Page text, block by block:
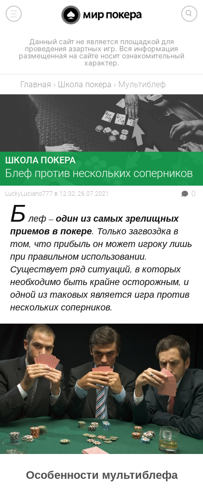
Данный сайт не является площадкой для
проведения азартных игр. Вся информация
размещенная на сайте носит ознакомительный
характер.
Главная › Школа покера › Мультиблеф
ШКОЛА ПОКЕРА
Блеф против нескольких соперников
LuckyLuciano777 в 12:32, 26.07.2021 0
Б леф – один из самых зрелищных
приемов в покере. Только загвоздка в
том, что прибыль он может игроку лишь
при правильном использовании.
Существует ряд ситуаций, в которых
необходимо быть крайне осторожным, и
одной из таковых является игра против
нескольких соперников.
Особенности мультиблефа